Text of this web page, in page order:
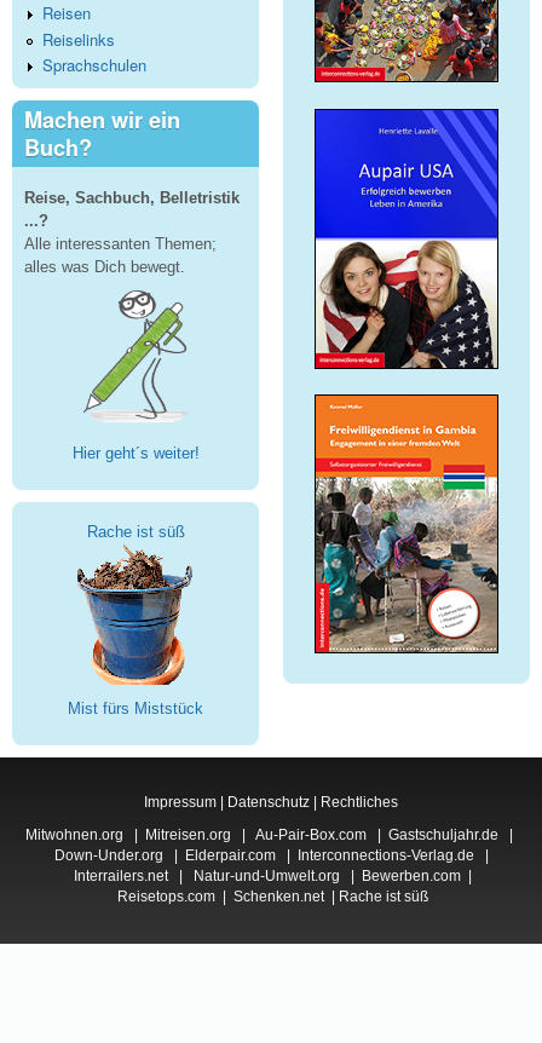
Reisen
Reiselinks
Sprachschulen
Machen wir ein
Buch?
Reise, Sachbuch, Belletristik
...?
Alle interessanten Themen;
alles was Dich bewegt.
Hier geht´s weiter!
Rache ist süß
Mist fürs Miststück
Impressum Datenschutz
Rechtliches
Mitwohnen.org
Mitreisen.org Au-Pair-Box.com Gastschuljahr.de
Down-Under.org
Elderpair.com| Interconnections-Verlag.de
Interrailers.net| Natur-und-Umwelt.org Bewerben.com
Reisetops.com
Schenken.net| Rache ist süß